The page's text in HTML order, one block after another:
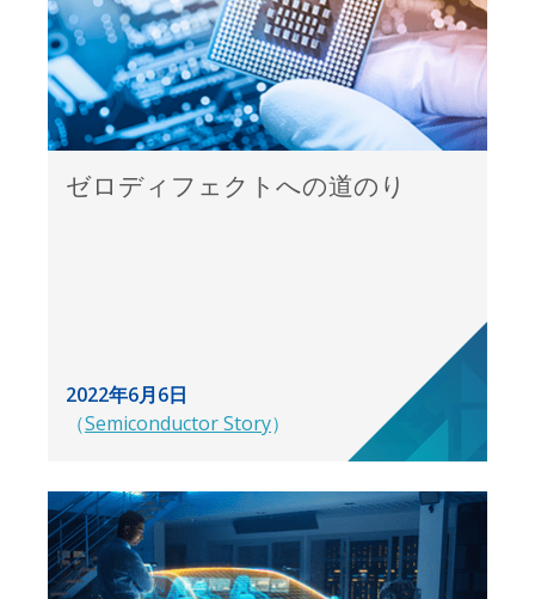
ゼロディフェクトへの道のり
2022年6月6日
（Semiconductor Story）